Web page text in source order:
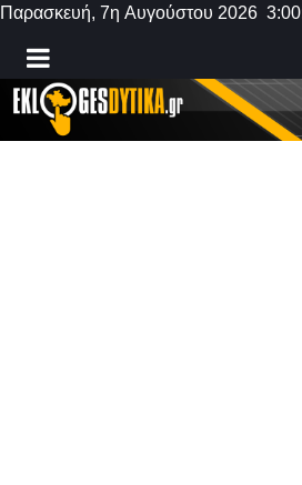
Παρασκευή, 7η Αυγούστου 2026